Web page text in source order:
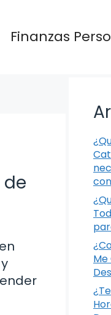
Finanzas
de
Me